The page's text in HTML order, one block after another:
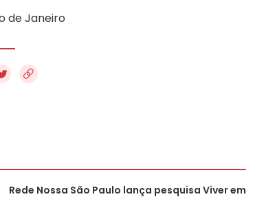
de Janeiro
Rede Nossa São Paulo lança pesquisa Viver em